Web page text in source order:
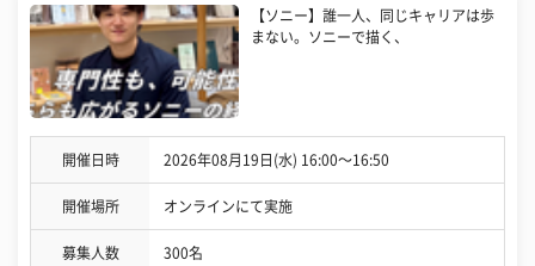
【ソニー】誰一人、同じキャリアは歩
まない。ソニーで描く、
開催日時 2026年08月19日(水) 16:00〜16:50
開催場所 オンラインにて実施
募集人数 300名